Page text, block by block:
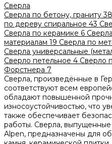
Сверла
Сверла по бетону, граниту38
по дереву спиральное 43
Сверла по керамике 6
материалам 19 Сверла по
Сверла универсальные
Сверло петельное 4 Сверло
Форстнера 7
Сверла, произведённые в
соответствуют всем
обладают повышенной
износоустойчивостью, что
также обеспечивает
работы. Сверла,
Alpen, предназначены для